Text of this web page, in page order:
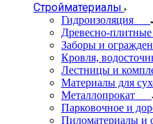
Стройматериалы
Гидроизоляция
Древесно-
Заборы и
Кровля,
Лестницы и
Материалы для
Металлопрокат
Парковочное и
Пиломатериалы и